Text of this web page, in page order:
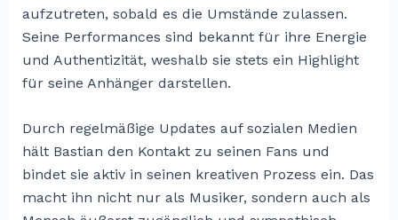
aufzutreten, sobald es die Umstände zulassen.
Seine Performances sind bekannt für ihre Energie
und Authentizität, weshalb sie stets ein Highlight
für seine Anhänger darstellen.
Durch regelmäßige Updates auf sozialen Medien
hält Bastian den Kontakt zu seinen Fans und
bindet sie aktiv in seinen kreativen Prozess ein. Das
macht ihn nicht nur als Musiker, sondern auch als